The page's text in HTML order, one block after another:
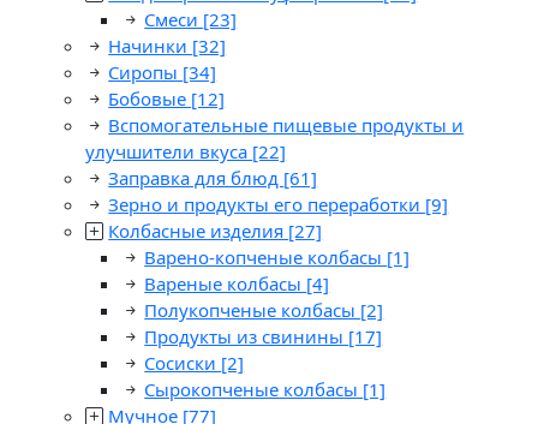
Смеси [23]
Начинки [32]
Сиропы [34]
Бобовые [12]
Вспомогательные пищевые продукты и
улучшители вкуса [22]
Заправка для блюд [61]
Зерно и продукты его переработки [9]
Колбасные изделия [27]
Варено-копченые колбасы [1]
Вареные колбасы [4]
Полукопченые колбасы [2]
Продукты из свинины [17]
Сосиски [2]
Сырокопченые колбасы [1]
Мучное [77]